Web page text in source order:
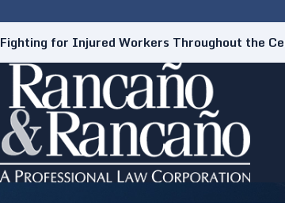
Fighting for Injured Workers Throughout the